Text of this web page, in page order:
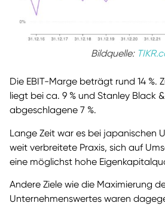
Bildquelle:
Die EBIT-Marge beträgt rund 14 %.
liegt bei ca. 9 % und Stanley Black
abgeschlagene 7 %.
Lange Zeit war es bei japanischen
weit verbreitete Praxis, sich auf
eine möglichst hohe
Andere Ziele wie die Maximierung
Unternehmenswertes waren